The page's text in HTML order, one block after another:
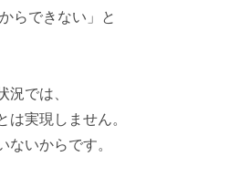
らできない」と
況では、
は実現しません。
ないからです。